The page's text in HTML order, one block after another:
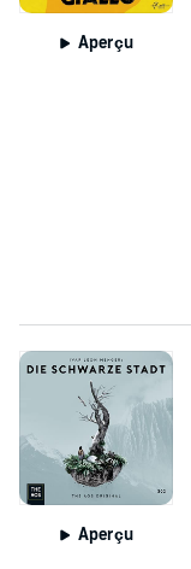
Aperçu
Aperçu